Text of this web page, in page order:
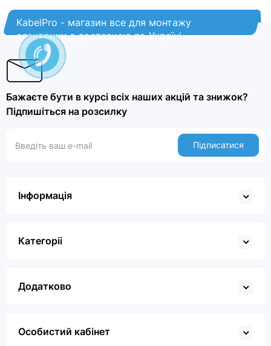
KabelPro - магазин все для монтажу
електрики з доставкою по Україні
Бажаєте бути в курсі всіх наших акцій та знижок?
Підпишіться на розсилку
Підписатися
Інформація
Категоріі
Додатково
Особистий кабінет